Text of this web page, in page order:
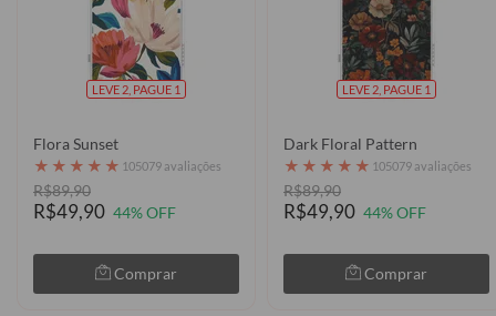
LEVE 2, PAGUE 1
Flora Sunset
★ ★ ★ ★ ★ 105079 avaliações
R$89,90
R$49,90 44% OFF
Comprar
LEVE 2, PAGUE 1
Dark Floral Pattern
★ ★ ★ ★ ★ 105079 avaliações
R$89,90
R$49,90 44% OFF
Comprar